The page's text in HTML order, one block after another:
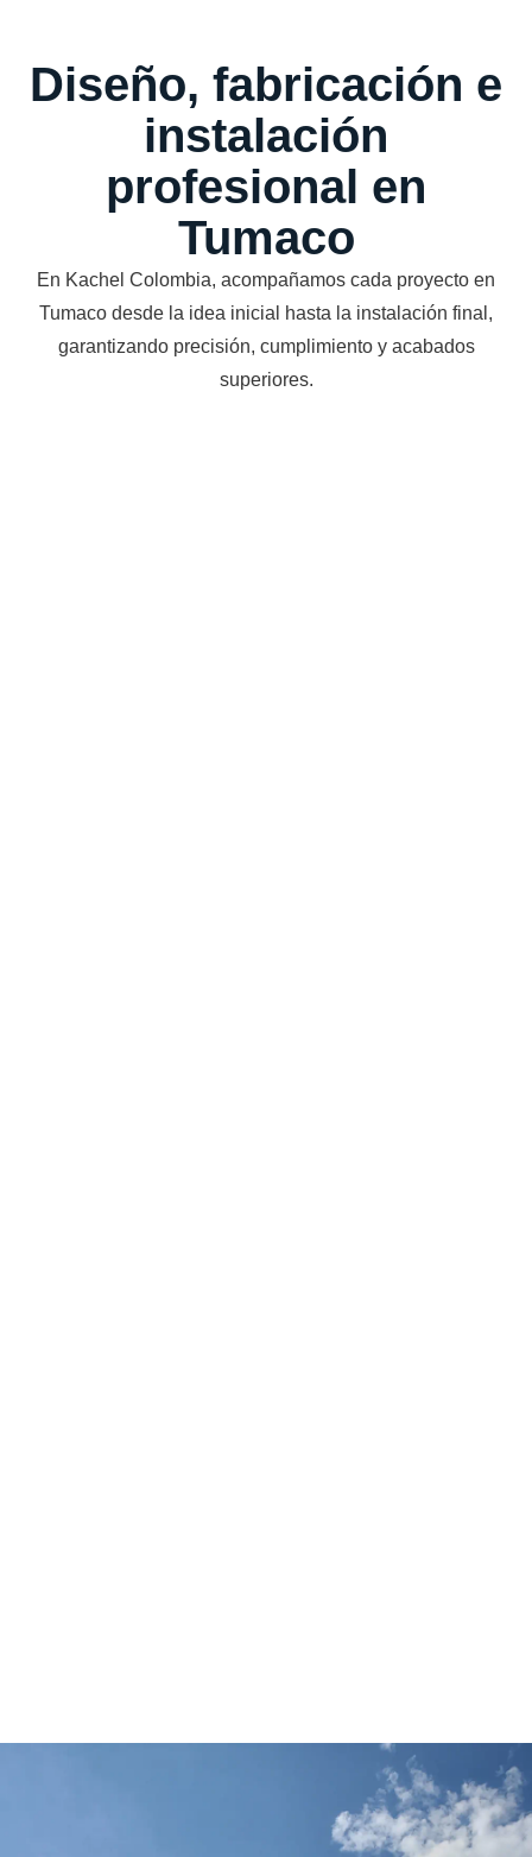
Diseño, fabricación e
instalación
profesional en
Tumaco
En Kachel Colombia, acompañamos cada proyecto en
Tumaco desde la idea inicial hasta la instalación final,
garantizando precisión, cumplimiento y acabados
superiores.